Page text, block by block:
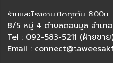
ร้านและโรงงานเปิดทุกวัน 8.00น
8/5 หมู่ 4 ตำบลดอนมูล อำเภ
Tel : 092-583-5211 (ฝ่ายขาย)
Email :